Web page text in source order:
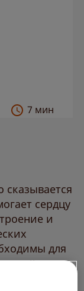
7 мин
сказывается
сердцу
и
для